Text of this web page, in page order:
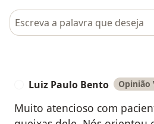
Pesquisar em opiniões
Luiz Paulo Bento Opinião
Muito atencioso com